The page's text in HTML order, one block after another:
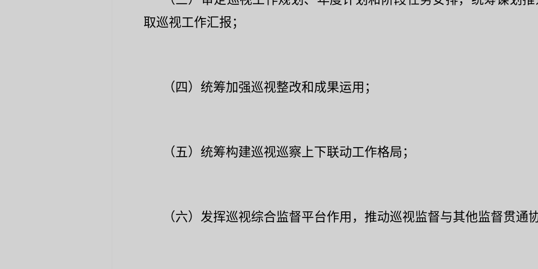
取巡视工作汇报；
（四）统筹加强巡视整改和成果运用；
（五）统筹构建巡视巡察上下联动工作格局；
（六）发挥巡视综合监督平台作用，推动巡视监督与其他监督贯通